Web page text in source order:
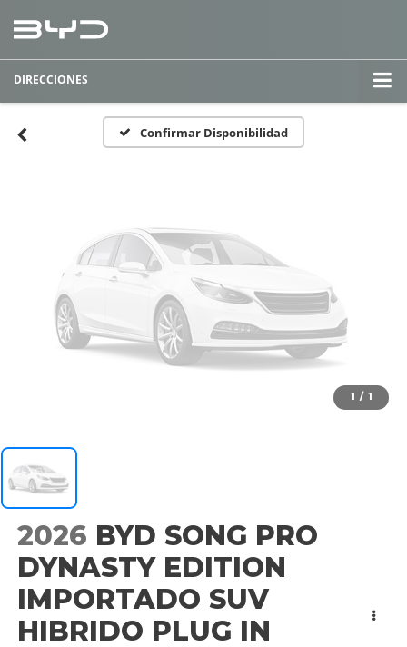
DIRECCIONES
Confirmar Disponibilidad
Por favor, revise luego
1 / 1
2026 BYD SONG PRO
DYNASTY EDITION
IMPORTADO SUV
HIBRIDO PLUG IN